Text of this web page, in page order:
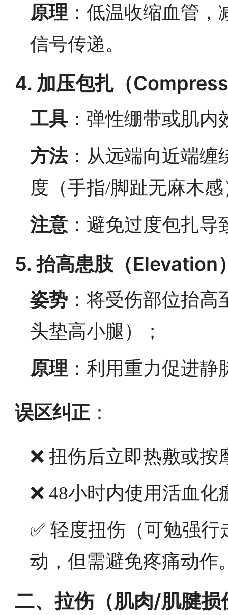
原理 ：低温收缩血管
信号传递。
4. 加压包扎（
工具 ：弹性绷带或肌内
方法：从远端向近端缠
度（手指/脚趾无麻木
注意 ：避免过度包扎
5. 抬高患肢（Elevation
姿势 ：将受伤部位抬
头垫高小腿）；
原理 ：利用重力促进
误区纠正 ：
❌ 扭伤后立即热敷或
❌ 48小时内使用活血
✅ 轻度扭伤（可勉强
动，但需避免疼痛动作
二、拉伤（肌肉/肌腱